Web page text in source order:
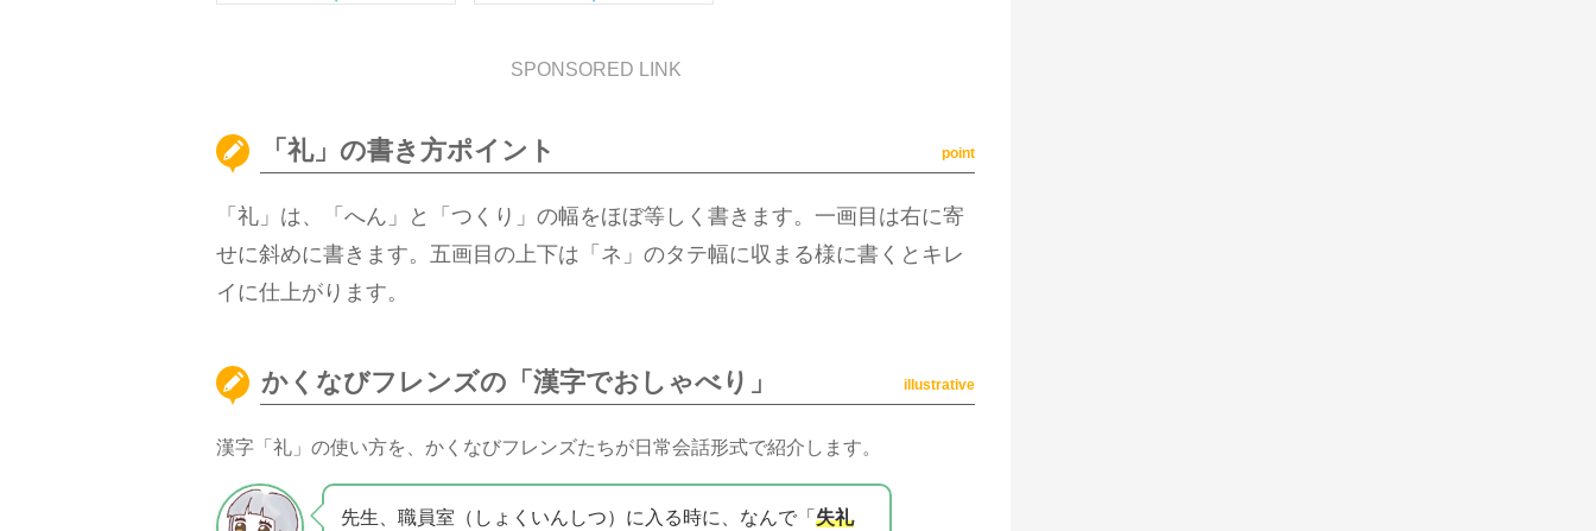
SPONSORED LINK
「礼」の書き方ポイント point
「礼」は、「へん」と「つくり」の幅をほぼ等しく書きます。一画目は右に寄
せに斜めに書きます。五画目の上下は「ネ」のタテ幅に収まる様に書くとキレ
イに仕上がります。
かくなびフレンズの「漢字でおしゃべり」 illustrative
漢字「礼」の使い方を、かくなびフレンズたちが日常会話形式で紹介します。
先生、職員室（しょくいんしつ）に入る時に、なんで「 失礼